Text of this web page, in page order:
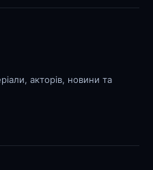
акторів, новини та